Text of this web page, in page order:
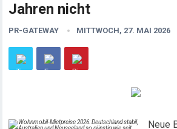
Jahren nicht
PR-GATEWAY MITTWOCH, 27. MAI 2026
Neue